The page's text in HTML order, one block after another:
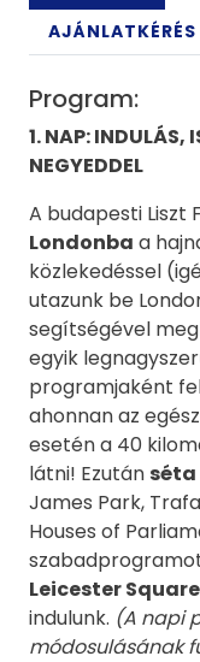
AJÁNLATKÉRÉS
Program:
1. NAP: INDULÁS,
NEGYEDDEL
A budapesti Liszt
Londonba a
közlekedéssel
utazunk be
segítségével
egyik
programjaként
ahonnan az
esetén a 40
látni! Ezután séta
James Park,
Houses of
Leicester Square
indulunk. (A napi
módosulásának